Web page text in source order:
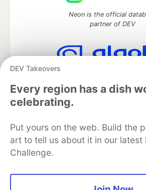
DEV Takeovers
Every region has a dish
celebrating.
Put yours on the web. Build the
art to tell us about it in our latest
Challenge.
Neon is the official
partner of DEV
of DEV
DEV Community— A space to discuss
development and manage your
Home
Organization Accounts
DEV Showcase
Free Postgres Database